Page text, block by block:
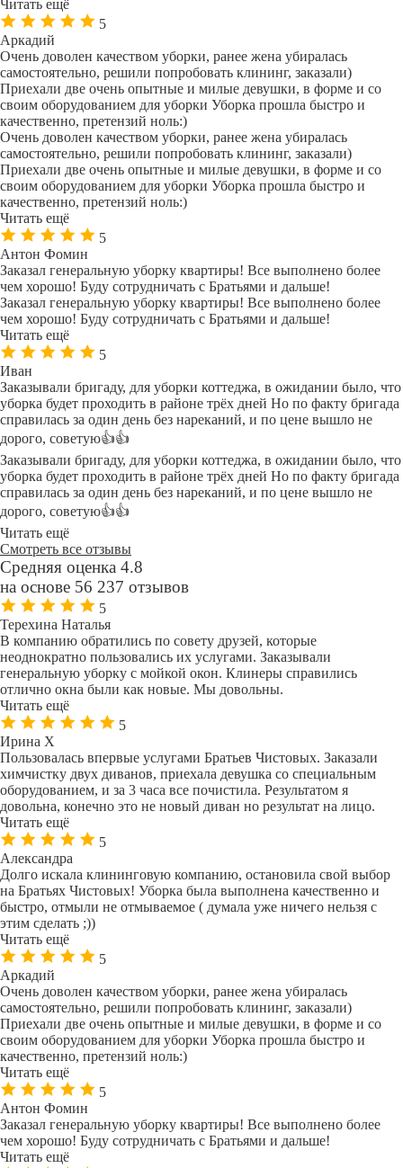
Читать ещё
5
Аркадий
Очень доволен качеством уборки, ранее жена убиралась
самостоятельно, решили попробовать клининг, заказали)
Приехали две очень опытные и милые девушки, в форме и со
своим оборудованием для уборки Уборка прошла быстро и
качественно, претензий ноль:)
Очень доволен качеством уборки, ранее жена убиралась
самостоятельно, решили попробовать клининг, заказали)
Приехали две очень опытные и милые девушки, в форме и со
своим оборудованием для уборки Уборка прошла быстро и
качественно, претензий ноль:)
Читать ещё
5
Антон Фомин
Заказал генеральную уборку квартиры! Все выполнено более
чем хорошо! Буду сотрудничать с Братьями и дальше!
Заказал генеральную уборку квартиры! Все выполнено более
чем хорошо! Буду сотрудничать с Братьями и дальше!
Читать ещё
5
Иван
Заказывали бригаду, для уборки коттеджа, в ожидании было, что
уборка будет проходить в районе трёх дней Но по факту бригада
справилась за один день без нареканий, и по цене вышло не
дорого, советую👍👍
Заказывали бригаду, для уборки коттеджа, в ожидании было, что
уборка будет проходить в районе трёх дней Но по факту бригада
справилась за один день без нареканий, и по цене вышло не
дорого, советую👍👍
Читать ещё
Смотреть все отзывы
Средняя оценка 4.8
на основе 56 237 отзывов
5
Терехина Наталья
В компанию обратились по совету друзей, которые
неоднократно пользовались их услугами. Заказывали
генеральную уборку с мойкой окон. Клинеры справились
отлично окна были как новые. Мы довольны.
Читать ещё
5
Ирина Х
Пользовалась впервые услугами Братьев Чистовых. Заказали
химчистку двух диванов, приехала девушка со специальным
оборудованием, и за 3 часа все почистила. Результатом я
довольна, конечно это не новый диван но результат на лицо.
Читать ещё
5
Александра
Долго искала клининговую компанию, остановила свой выбор
на Братьях Чистовых! Уборка была выполнена качественно и
быстро, отмыли не отмываемое ( думала уже ничего нельзя с
этим сделать ;))
Читать ещё
5
Аркадий
Очень доволен качеством уборки, ранее жена убиралась
самостоятельно, решили попробовать клининг, заказали)
Приехали две очень опытные и милые девушки, в форме и со
своим оборудованием для уборки Уборка прошла быстро и
качественно, претензий ноль:)
Читать ещё
5
Антон Фомин
Заказал генеральную уборку квартиры! Все выполнено более
чем хорошо! Буду сотрудничать с Братьями и дальше!
Читать ещё